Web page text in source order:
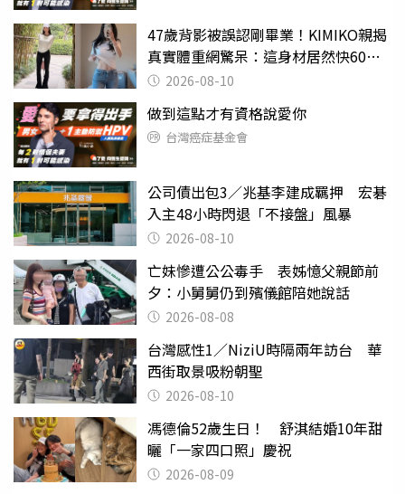
47歲背影被誤認剛畢業！KIMIKO親揭
真實體重網驚呆：這身材居然快60公
斤？2026-08-10
做到這點才有資格說愛你
台灣癌症基金會
公司債出包3／兆基李建成羈押 宏碁
入主48小時閃退「不接盤」風暴
2026-08-10
亡妹慘遭公公毒手 表姊憶父親節前
夕：小舅舅仍到殯儀館陪她說話
2026-08-08
台灣感性1／NiziU時隔兩年訪台 華
西街取景吸粉朝聖
2026-08-10
馮德倫52歲生日！ 舒淇結婚10年甜
曬「一家四口照」慶祝
2026-08-09